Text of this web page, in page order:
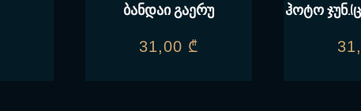
ბანდაი გაერუ
31,00 ₾
ჰოტო